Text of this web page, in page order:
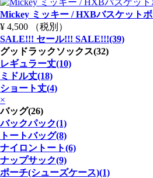
Mickey ミッキー / HXBバスケット
¥ 4,500 （税別）
SALE!!! セール!!! SALE!!!(39)
グッドラックソックス(32)
レギュラー丈(10)
ミドル丈(18)
ショート丈(4)
×
バッグ(26)
バックパック(1)
トートバッグ(8)
ナイロントート(6)
ナップサック(9)
ポーチ(シューズケース)(1)